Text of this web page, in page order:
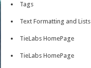
Tags
Text Formatting and Lists
TieLabs HomePage
TieLabs HomePage